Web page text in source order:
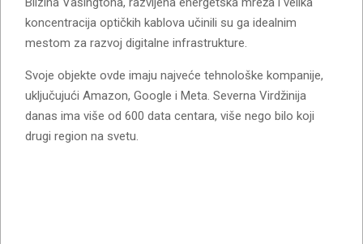
koncentracija optičkih kablova učinili su ga idealnim
mestom za razvoj digitalne infrastrukture.
Svoje objekte ovde imaju najveće tehnološke kompanije,
uključujući Amazon, Google i Meta. Severna Virdžinija
danas ima više od 600 data centara, više nego bilo koji
drugi region na svetu.